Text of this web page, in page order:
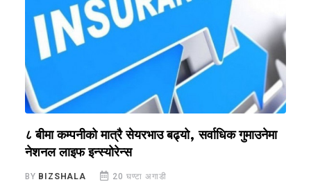
८ बीमा कम्पनीको मात्रै सेयरभाउ बढ्यो, सर्वाधिक गुमाउनेमा
नेशनल लाइफ इन्स्योरेन्स
BY BIZSHALA 20 घण्टा अगाडी